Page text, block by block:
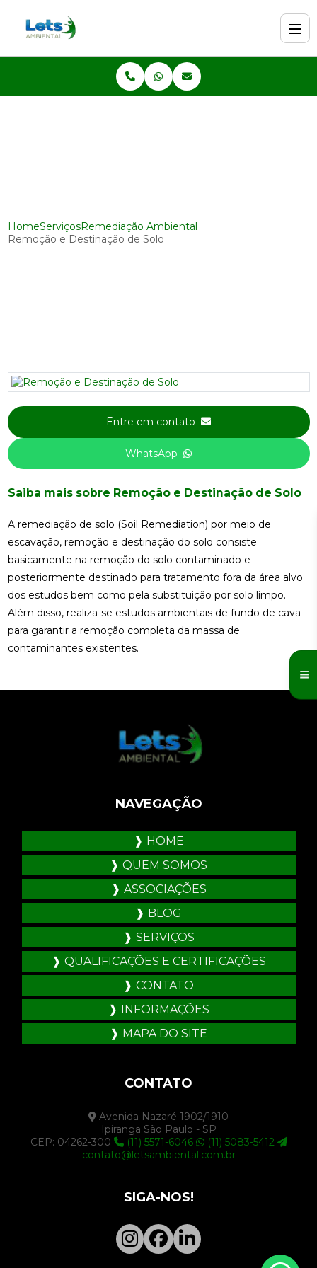
HomeServiçosRemediação Ambiental
Remoção e Destinação de Solo
Entre em contato
WhatsApp
Saiba mais sobre Remoção e Destinação de Solo
A remediação de solo (Soil Remediation) por meio de
escavação, remoção e destinação do solo consiste
basicamente na remoção do solo contaminado e
posteriormente destinado para tratamento fora da área alvo
dos estudos bem como pela substituição por solo limpo.
Além disso, realiza-se estudos ambientais de fundo de cava
para garantir a remoção completa da massa de
contaminantes existentes.
NAVEGAÇÃO
HOME
QUEM SOMOS
ASSOCIAÇÕES
BLOG
SERVIÇOS
QUALIFICAÇÕES E CERTIFICAÇÕES
CONTATO
INFORMAÇÕES
MAPA DO SITE
CONTATO
Avenida Nazaré 1902/1910
Ipiranga São Paulo - SP
CEP: 04262-300
(11) 5571-6046
(11) 5083-5412
contato@letsambiental.com.br
SIGA-NOS!